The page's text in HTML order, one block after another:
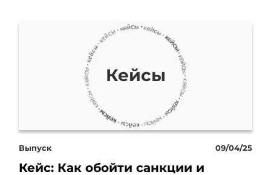
Кейсы
Выпуск 09/04/25
Кейс: Как обойти санкции и